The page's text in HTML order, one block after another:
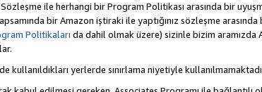
ile herhangi bir Program Politikası arasında bir
bir Amazon iştiraki ile yaptığınız sözleşme
Politikaları da dahil olmak üzere) sizinle bizim
kullanıldıkları yerlerde sınırlama niyetiyle